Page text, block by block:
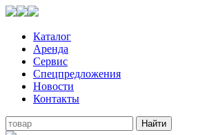
Каталог
Аренда
Сервис
Спецпредложения
Новости
Контакты